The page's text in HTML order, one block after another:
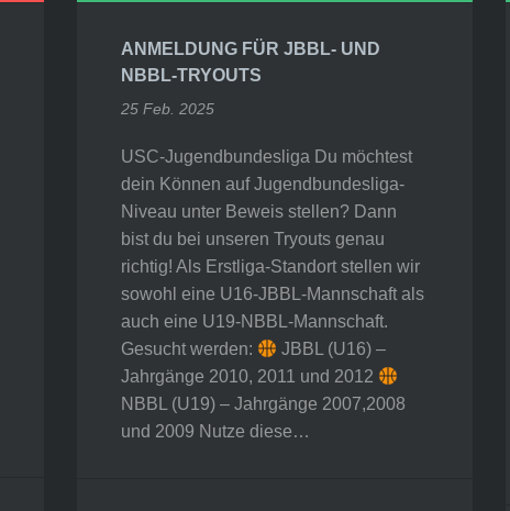
ANMELDUNG FÜR JBBL- UND
NBBL-TRYOUTS
25 Feb. 2025
USC-Jugendbundesliga Du möchtest
dein Können auf Jugendbundesliga-
Niveau unter Beweis stellen? Dann
bist du bei unseren Tryouts genau
richtig! Als Erstliga-Standort stellen wir
sowohl eine U16-JBBL-Mannschaft als
auch eine U19-NBBL-Mannschaft.
Gesucht werden:
JBBL (U16) –
Jahrgänge 2010, 2011 und 2012
NBBL (U19) – Jahrgänge 2007,2008
und 2009 Nutze diese…